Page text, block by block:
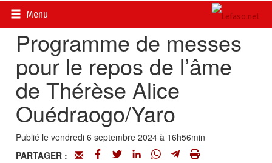
Menu
Accueil>
Programme de messes
pour le repos de l’âme
de Thérèse Alice
Ouédraogo/Yaro
Publié le vendredi 6 septembre 2024 à 16h56min
PARTAGER :